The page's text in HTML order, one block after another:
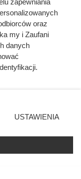
potęgę
pamięta
by wyrżnąć
twierdzę
o cenie, jaką
zapewniania
oraz
my i Zaufani
danych
prywatności
zgody
się takiemu
tylko
USTAWIENIA